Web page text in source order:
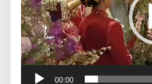
00:00